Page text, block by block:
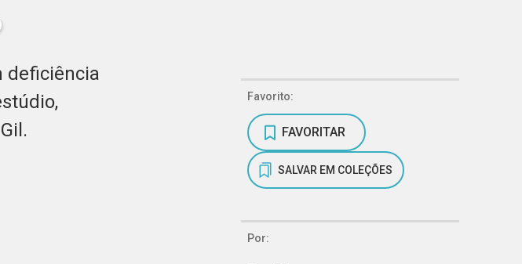
deficiência
Favorito:
FAVORITAR
SALVAR EM COLEÇÕES
Por: